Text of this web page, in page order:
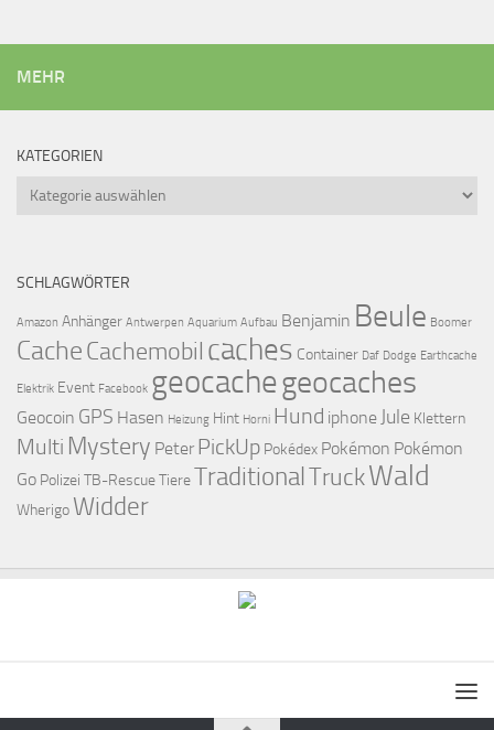
MEHR
KATEGORIEN
Kategorien
SCHLAGWÖRTER
Amazon Anhänger Antwerpen Aquarium Aufbau Benjamin Beule Boomer
CacheCachemobil caches Container Daf Dodge Earthcache
Elektrik Event Facebook geocachegeocaches
Geocoin GPS Hasen Heizung Hint Horni Hund iphone Jule Klettern
Multi Mystery Peter PickUp Pokédex Pokémon Pokémon
Go Polizei TB-RescueTiereTraditional TruckWald
Wherigo Widder